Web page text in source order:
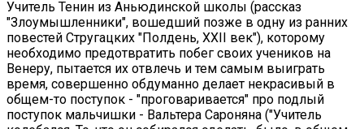
Учитель Тенин из Аньюдинской школы (рассказ
"Злоумышленники", вошедший позже в одну из ранних
повестей Стругацких "Полдень, XXII век"), которому
необходимо предотвратить побег своих учеников на
Венеру, пытается их отвлечь и тем самым выиграть
время, совершенно обдуманно делает некрасивый в
общем-то поступок - "проговаривается" про подлый
поступок мальчишки - Вальтера Сароняна ("Учитель